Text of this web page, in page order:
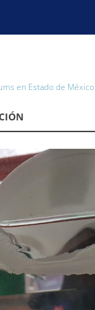
en Estado de México